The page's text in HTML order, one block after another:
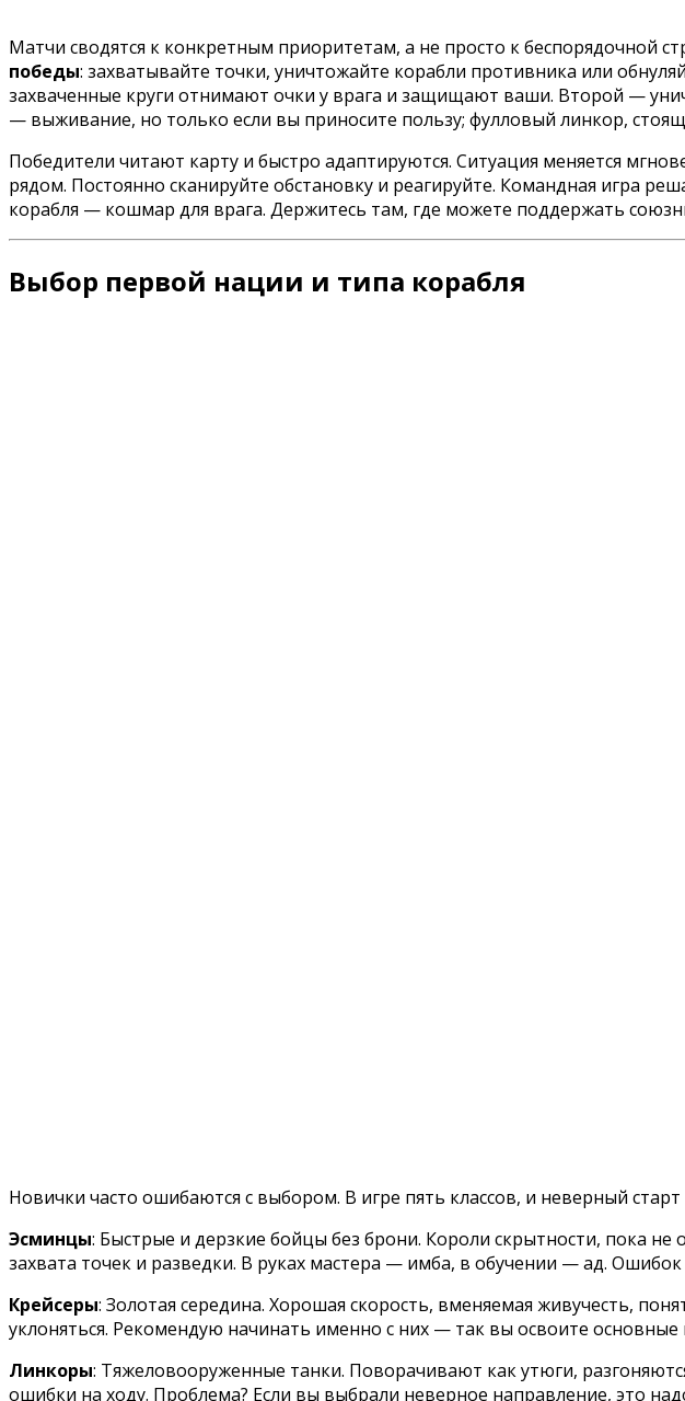
Матчи сводятся к конкретным приоритетам, а не просто к беспорядочной
победы: захватывайте точки, уничтожайте корабли противника или
захваченные круги отнимают очки у врага и защищают ваши. Второй —
— выживание, но только если вы приносите пользу; фулловый линкор,
Победители читают карту и быстро адаптируются. Ситуация меняется
рядом. Постоянно сканируйте обстановку и реагируйте. Командная игра
корабля — кошмар для врага. Держитесь там, где можете поддержать
Выбор первой нации и типа корабля
Новички часто ошибаются с выбором. В игре пять классов, и неверный
Эсминцы: Быстрые и дерзкие бойцы без брони. Короли скрытности, пока
захвата точек и разведки. В руках мастера — имба, в обучении — ад.
Крейсеры: Золотая середина. Хорошая скорость, вменяемая живучесть,
уклоняться. Рекомендую начинать именно с них — так вы освоите основные
Линкоры: Тяжеловооруженные танки. Поворачивают как утюги,
ошибки на ходу. Проблема? Если вы выбрали неверное направление, это